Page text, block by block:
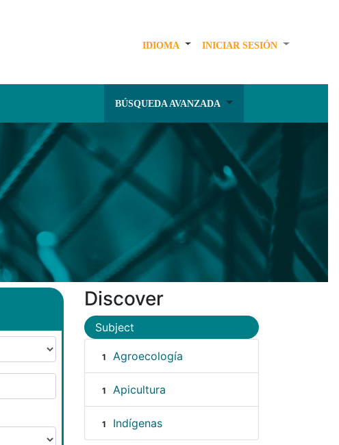
IDIOMA INICIAR SESIÓN
BÚSQUEDA AVANZADA
Discover
Subject
1 Agroecología
1 Apicultura
1 Indígenas